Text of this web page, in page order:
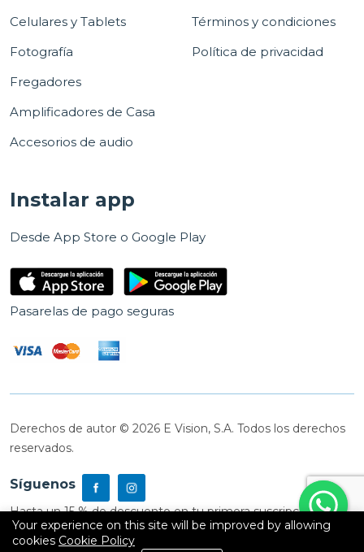
Celulares y Tablets
Fotografía
Fregadores
Amplificadores de Casa
Accesorios de audio
Términos y condiciones
Política de privacidad
Instalar app
Desde App Store o Google Play
Pasarelas de pago seguras
Derechos de autor © 2026 E Vision, S.A. Todos los derechos
reservados.
Síguenos
Hasta un 15 % de descuento en tu primera suscripción
Your experience on this site will be improved by allowing
cookies Cookie Policy